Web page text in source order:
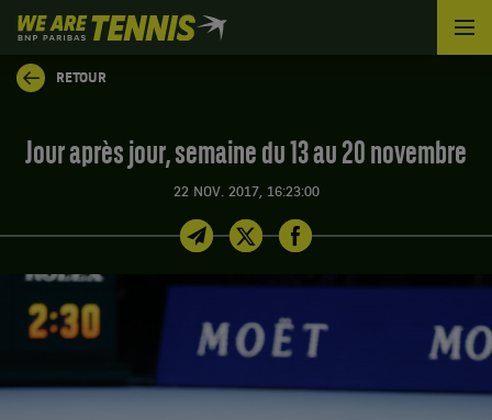
We
are
Tennis
by
Accueil
RETOUR
Jour après jour, semaine du 13 au 20 novembre
22 NOV. 2017, 16:23:00